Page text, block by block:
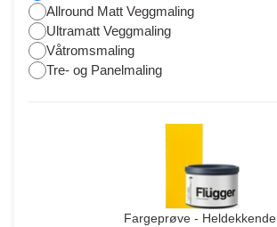
Allround Matt Veggmaling
Ultramatt Veggmaling
Våtromsmaling
Tre- og Panelmaling
Fargeprøve - Heldekkende